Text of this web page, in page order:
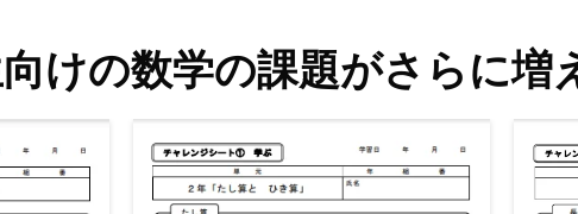
けの数学の課題がさらに増